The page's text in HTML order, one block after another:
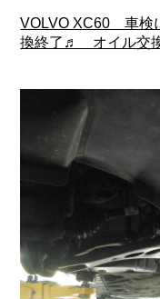
VOLVO XC60 車検
換終了♬ オイル交